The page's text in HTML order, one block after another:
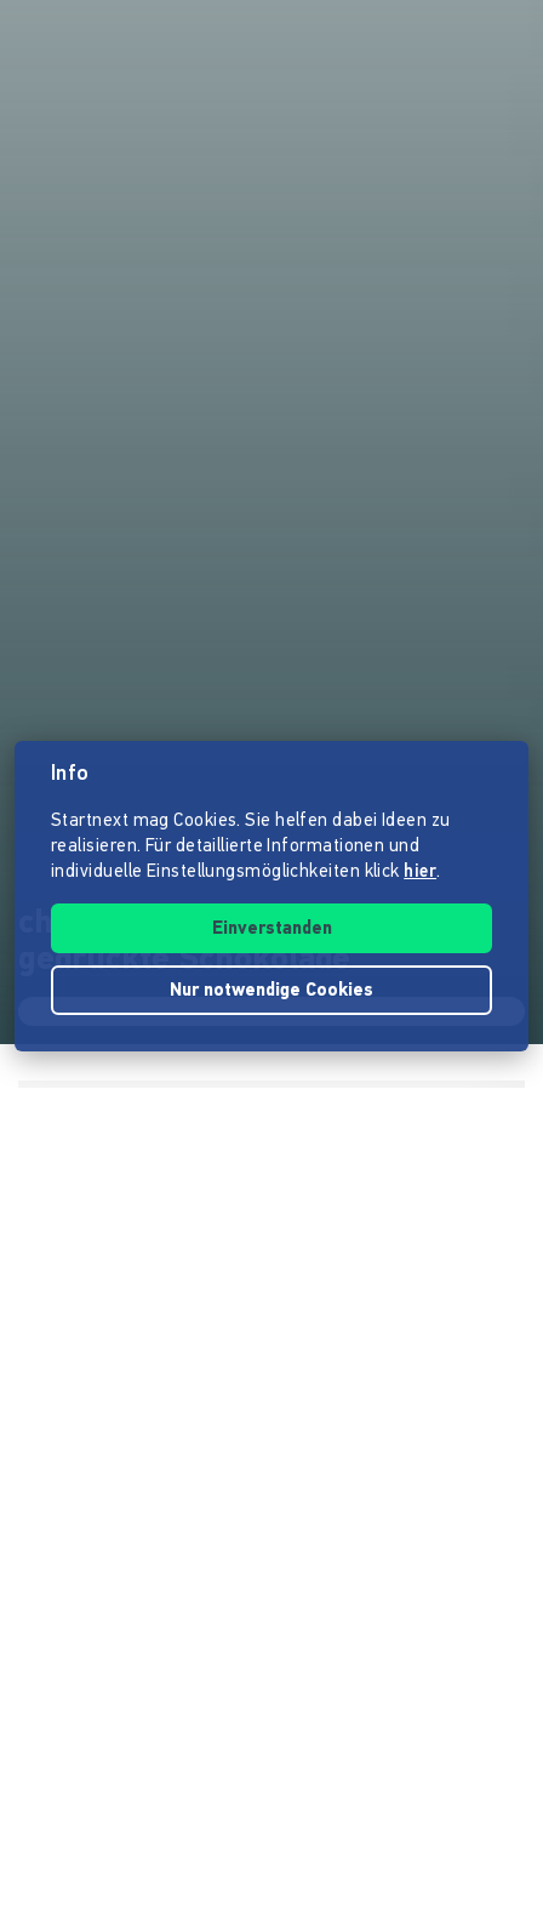
chocolate³ - deine eigene 3D
gedruckte Schokolade
Info
Startnext mag Cookies. Sie helfen dabei Ideen zu
realisieren. Für detaillierte Informationen und
individuelle Einstellungsmöglichkeiten klick hier.
Einverstanden
Nur notwendige Cookies